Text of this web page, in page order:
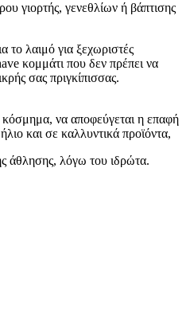
γιορτής, γενεθλίων ή βάπτισης
το λαιμό για ξεχωριστές
κομμάτι που δεν πρέπει να
σας πριγκίπισσας.
να αποφεύγεται η επαφή
και σε καλλυντικά προϊόντα,
άθλησης, λόγω του ιδρώτα.